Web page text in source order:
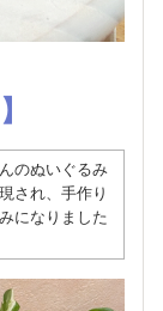
のぬいぐるみ
され、手作り
になりました